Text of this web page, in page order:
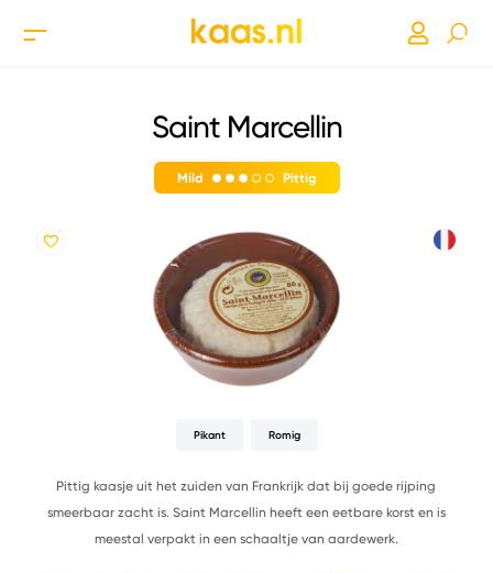
Saint Marcellin
Mild Pittig
Pikant Romig
Pittig kaasje uit het zuiden van Frankrijk dat bij goede rijping
smeerbaar zacht is. Saint Marcellin heeft een eetbare korst en is
meestal verpakt in een schaaltje van aardewerk.